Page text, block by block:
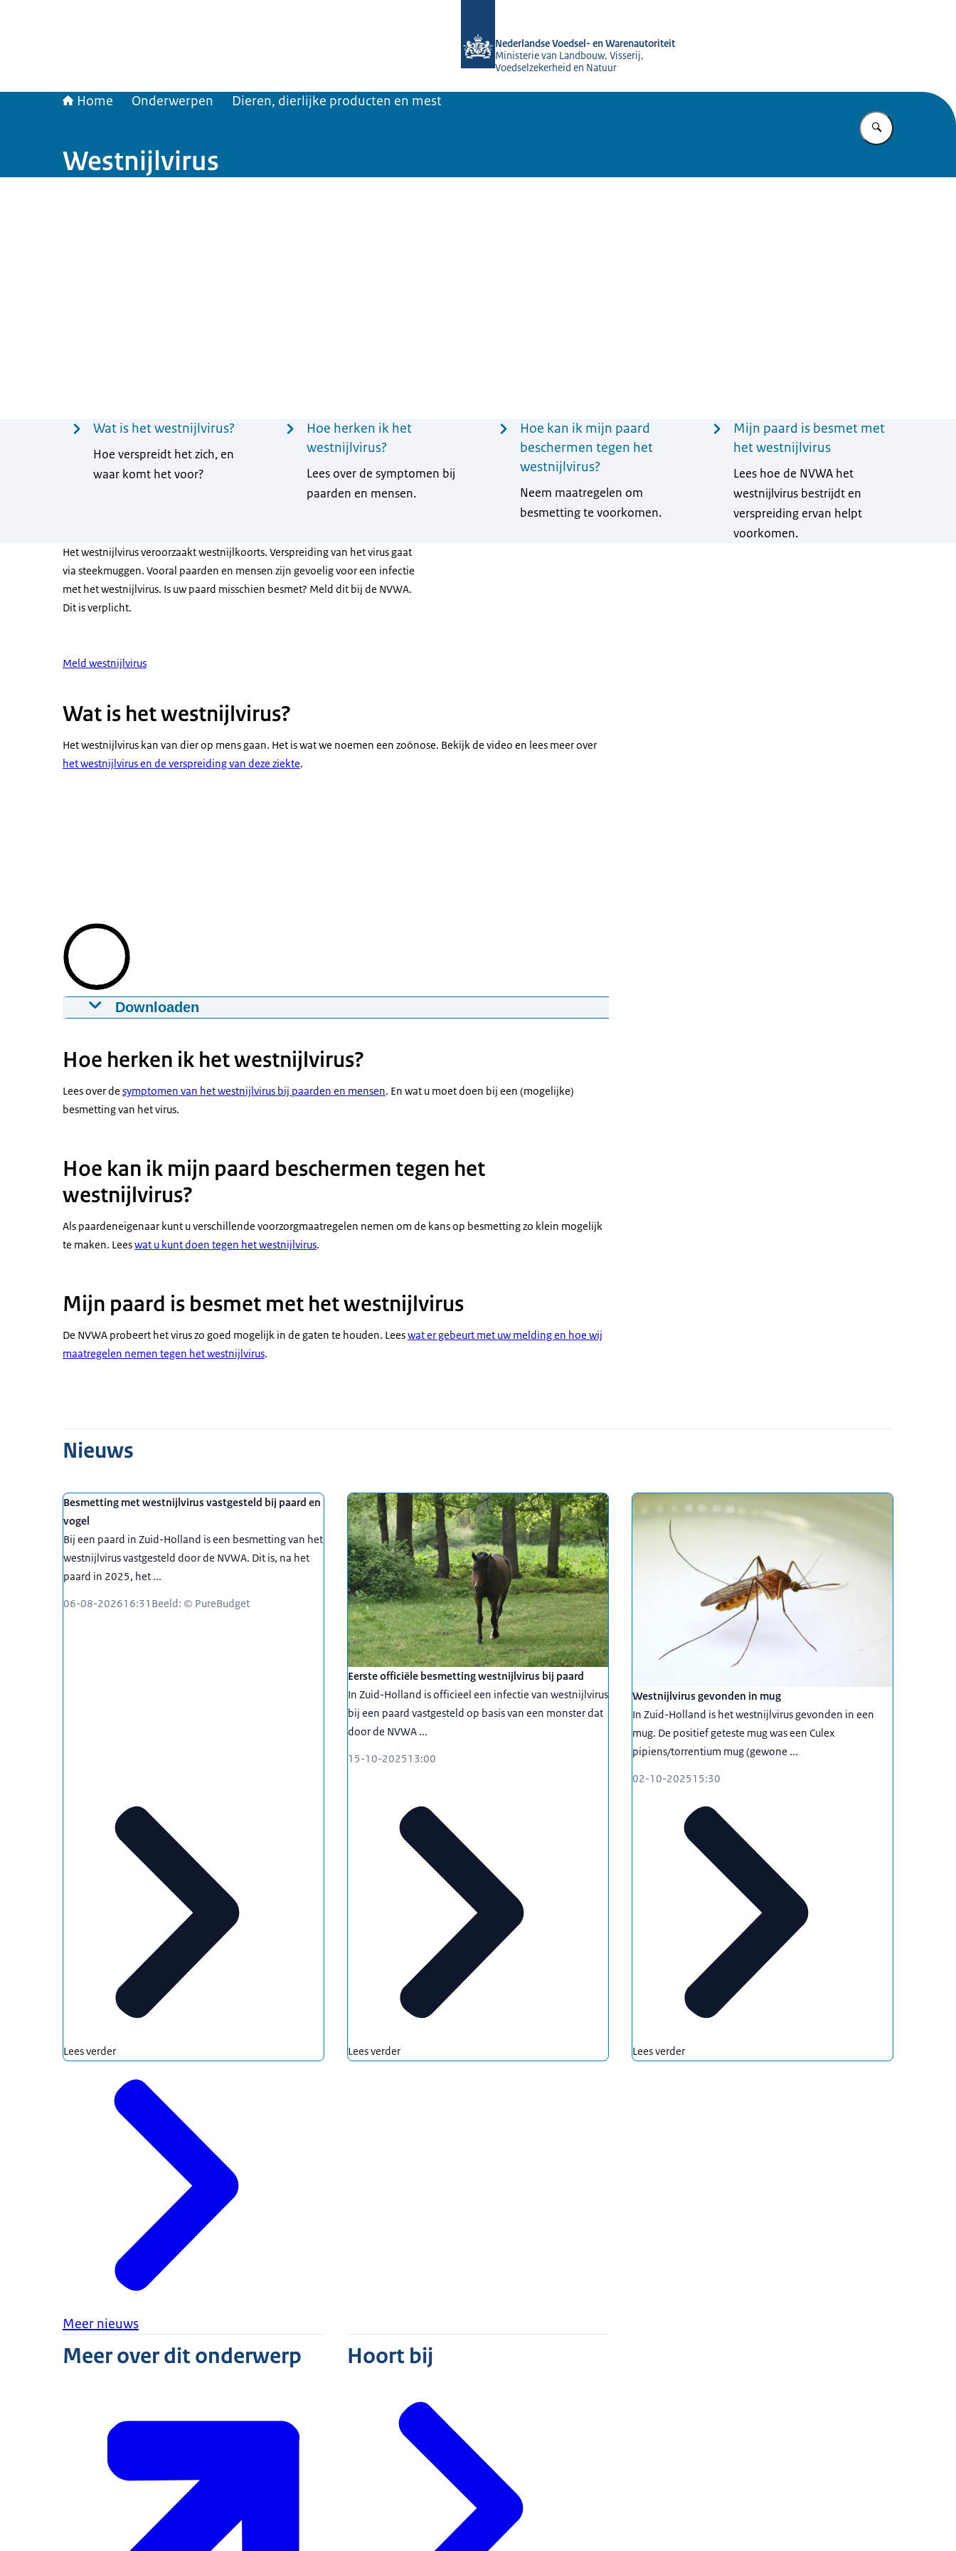
Nederlandse Voedsel- en Warenautoriteit
Ministerie van Landbouw, Visserij,
Voedselzekerheid en Natuur
Home Onderwerpen Dieren, dierlijke producten en mest
Vul in wat u
Westnijlvirus
Wat is het westnijlvirus?
Hoe verspreidt het zich, en
waar komt het voor?
Hoe herken ik het
westnijlvirus?
Lees over de symptomen bij
paarden en mensen.
Hoe kan ik mijn paard
beschermen tegen het
westnijlvirus?
Neem maatregelen om
besmetting te voorkomen.
Mijn paard is besmet met
het westnijlvirus
Lees hoe de NVWA het
westnijlvirus bestrijdt en
verspreiding ervan helpt
voorkomen.
Het westnijlvirus veroorzaakt westnijlkoorts. Verspreiding van het virus gaat
via steekmuggen. Vooral paarden en mensen zijn gevoelig voor een infectie
met het westnijlvirus. Is uw paard misschien besmet? Meld dit bij de NVWA.
Dit is verplicht.
Meld westnijlvirus
Wat is het westnijlvirus?
Het westnijlvirus kan van dier op mens gaan. Het is wat we noemen een zoönose. Bekijk de video en lees meer over
het westnijlvirus en de verspreiding van deze ziekte.
Downloaden
Download
Ondertiteling
Hoe herken ik het westnijlvirus?
Lees over de symptomen van het westnijlvirus bij paarden en mensen. En wat u moet doen bij een (mogelijke)
besmetting van het virus.
Hoe kan ik mijn paard beschermen tegen het
westnijlvirus?
Als paardeneigenaar kunt u verschillende voorzorgmaatregelen nemen om de kans op besmetting zo klein mogelijk
te maken. Leeswat u kunt doen tegen het westnijlvirus.
Mijn paard is besmet met het westnijlvirus
De NVWA probeert het virus zo goed mogelijk in de gaten te houden. Leeswat er gebeurt met uw melding en hoe wij
maatregelen nemen tegen het westnijlvirus.
Nieuws
Besmetting met westnijlvirus vastgesteld bij paard en
vogel
Bij een paard in Zuid-Holland is een besmetting van het
westnijlvirus vastgesteld door de NVWA. Dit is, na het
paard in 2025, het ...
06-08-202616:31 Beeld: © PureBudget
Lees verder
Eerste officiële besmetting westnijlvirus bij paard
In Zuid-Holland is officieel een infectie van westnijlvirus
bij een paard vastgesteld op basis van een monster dat
door de NVWA ...
15-10-202513:00
Lees verder
Westnijlvirus gevonden in mug
In Zuid-Holland is het westnijlvirus gevonden in een
mug. De positief geteste mug was een Culex
pipiens/torrentium mug (gewone ...
02-10-202515:30
Lees verder
Meer nieuws
Meer over dit onderwerp Hoort bij